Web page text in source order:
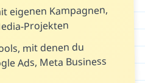
eigenen Kampagnen,
Projekten
mit denen du
Ads, Meta Business